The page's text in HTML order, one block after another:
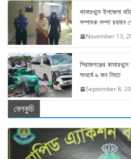
কামারখন্দে উপজেলা
সম্পাদক সম্পা রহমান
November 13,
সিরাজগঞ্জের
সংঘর্ষে ৬ জন নিহত
September 8,
বেলকুচি